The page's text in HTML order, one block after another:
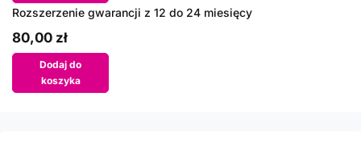
Rozszerzenie gwarancji z 12 do 24 miesięcy
80,00 zł
Dodaj do
koszyka